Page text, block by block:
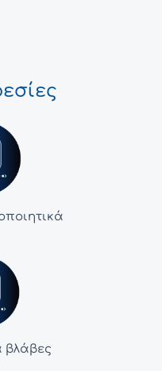
βλάβες